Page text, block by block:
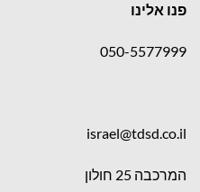
פנו אלינו
050-5577999
israel@tdsd.co.il
המרכבה 25 חולון